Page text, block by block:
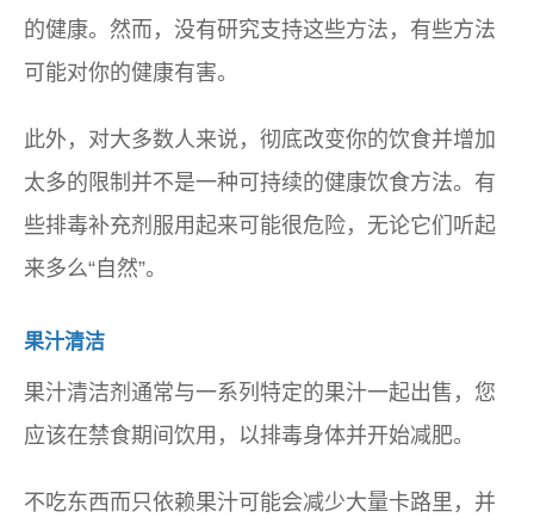
的健康。然而，没有研究支持这些方法，有些方法
可能对你的健康有害。
此外，对大多数人来说，彻底改变你的饮食并增加
太多的限制并不是一种可持续的健康饮食方法。有
些排毒补充剂服用起来可能很危险，无论它们听起
来多么“自然”。
果汁清洁
果汁清洁剂通常与一系列特定的果汁一起出售，您
应该在禁食期间饮用，以排毒身体并开始减肥。
不吃东西而只依赖果汁可能会减少大量卡路里，并